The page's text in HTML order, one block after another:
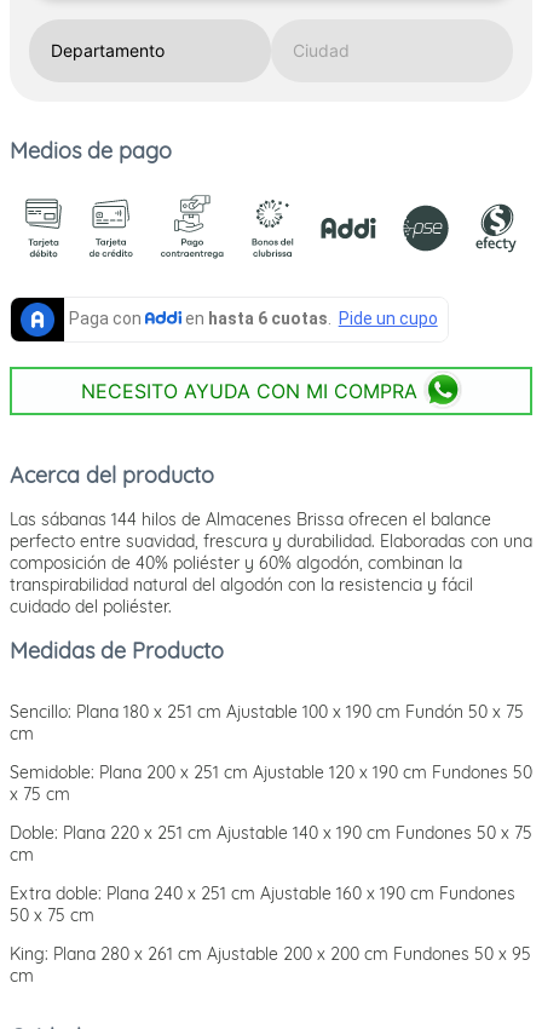
Medios de pago
NECESITO AYUDA CON MI COMPRA
Acerca del producto
Las sábanas 144 hilos de Almacenes Brissa ofrecen el balance
perfecto entre suavidad, frescura y durabilidad. Elaboradas con una
composición de 40% poliéster y 60% algodón, combinan la
transpirabilidad natural del algodón con la resistencia y fácil
cuidado del poliéster.
Medidas de Producto
Sencillo: Plana 180 x 251 cm Ajustable 100 x 190 cm Fundón 50 x 75
cm
Semidoble: Plana 200 x 251 cm Ajustable 120 x 190 cm Fundones 50
x 75 cm
Doble: Plana 220 x 251 cm Ajustable 140 x 190 cm Fundones 50 x 75
cm
Extra doble: Plana 240 x 251 cm Ajustable 160 x 190 cm Fundones
50 x 75 cm
King: Plana 280 x 261 cm Ajustable 200 x 200 cm Fundones 50 x 95
cm